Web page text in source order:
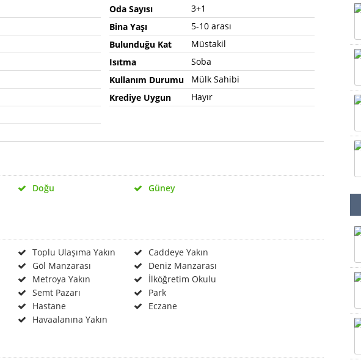
Oda Sayısı
3+1
Bina Yaşı
5-10 arası
Bulunduğu Kat
Müstakil
Isıtma
Soba
Kullanım Durumu
Mülk Sahibi
Krediye Uygun
Hayır
Doğu
Güney
Toplu Ulaşıma Yakın
Caddeye Yakın
Göl Manzarası
Deniz Manzarası
Metroya Yakın
İlköğretim Okulu
Semt Pazarı
Park
Hastane
Eczane
Havaalanına Yakın